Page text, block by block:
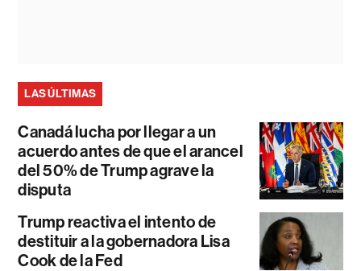
LAS ÚLTIMAS
Canadá lucha por llegar a un
acuerdo antes de que el arancel
del 50% de Trump agrave la
disputa
Trump reactiva el intento de
destituir a la gobernadora Lisa
Cook de la Fed